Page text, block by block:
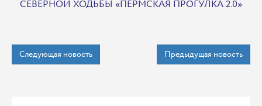
СЕВЕРНОЙ ХОДЬБЫ «ПЕРМСКАЯ ПРОГУЛКА 2.0»
Следующая новость Предыдущая новость